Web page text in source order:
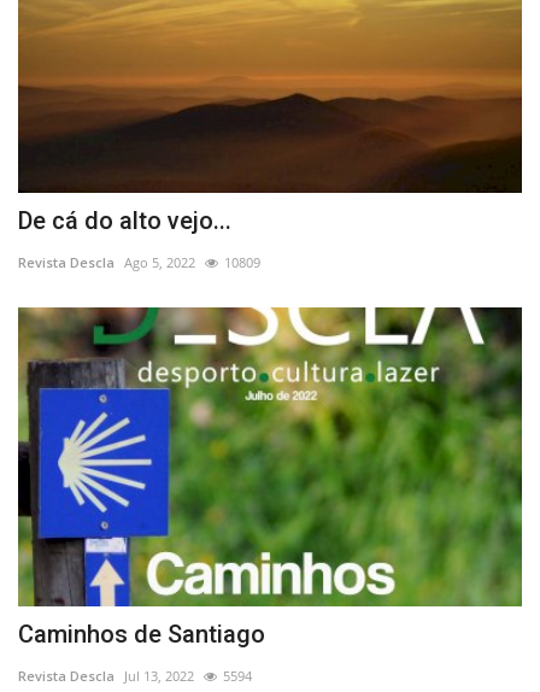
De cá do alto vejo...
Revista Descla Ago 5, 2022 10809
Caminhos de Santiago
Revista Descla Jul 13, 2022 5594